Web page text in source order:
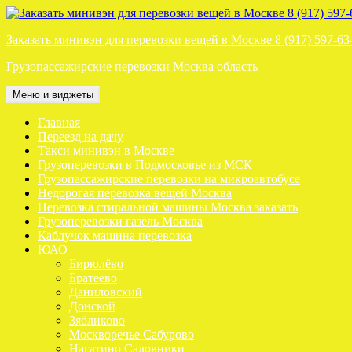
Перейти
содержимому
Заказать минивэн для перевозки вещей в Москве 8 (917) 597-
Грузопассажирские перевозки Москва область
Меню и виджеты
Главная
Переезд на дачу
Такси минивэн в Москве
Грузоперевозки в Подмосковье из МСК
Грузопассажирские перевозки на микроавтобусе
Недорогая перевозка вещей Москва
Перевозка стиральной машины Москва заказать
Грузоперевозки газель Москва
Каблучок машина перевозка
ЮАО
Бирюлёво
Братеево
Даниловский
Донской
Зябликово
Москворечье Сабурово
Нагатино Садовники